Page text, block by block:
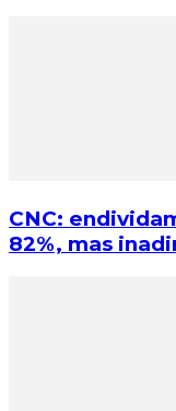
CNC:
82%, mas